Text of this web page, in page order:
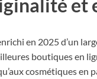
et
en 2025 d’un
boutiques en
cosmétiques en